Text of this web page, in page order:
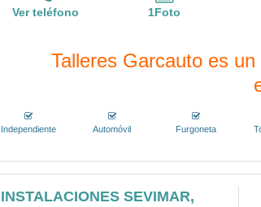
Ver teléfono 1Foto
Talleres Garcauto es
Independiente Automóvil Furgoneta
INSTALACIONES SEVIMAR,